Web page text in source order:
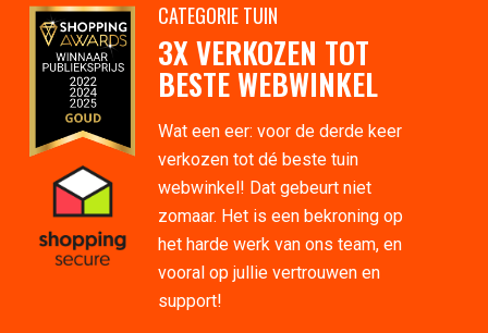
CATEGORIE TUIN
3X VERKOZEN TOT
BESTE WEBWINKEL
Wat een eer: voor de derde keer
verkozen tot dé beste tuin
webwinkel! Dat gebeurt niet
zomaar. Het is een bekroning op
het harde werk van ons team, en
vooral op jullie vertrouwen en
support!